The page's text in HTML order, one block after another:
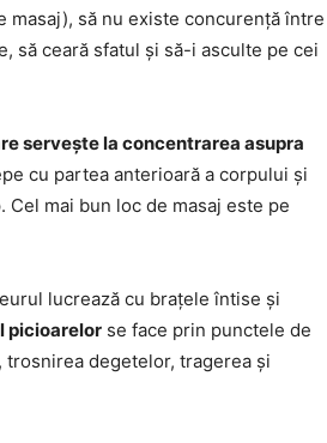
să nu existe concurență între
să ceară sfatul și să-i asculte pe cei
servește la concentrarea asupra
cu partea anterioară a corpului și
mai bun loc de masaj este pe
lucrează cu brațele întise și
picioarelor se face prin punctele de
degetelor, tragerea și